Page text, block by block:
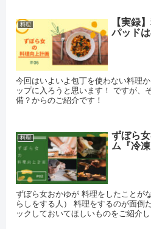
料理
【実録
パッドは
今回はいよいよ包丁を使わない料理
ップに入ろうと思います！ ですが、
備？からのご紹介です！
料理
ずぼら
ム『冷凍
ずぼら女おかゆが 料理をしたことが
らしをする人） 料理をするのが面倒
ックしておいてほしいものをご紹介し